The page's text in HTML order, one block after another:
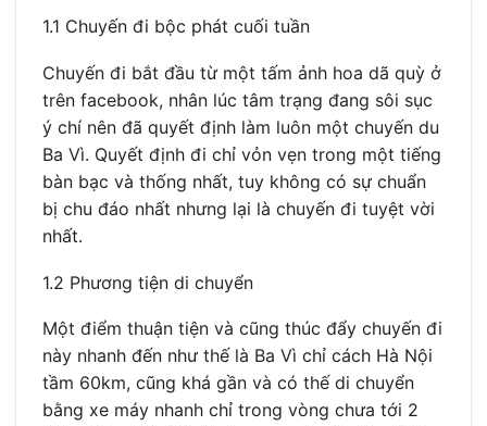
1.1 Chuyến đi bộc phát cuối tuần
Chuyến đi bắt đầu từ một tấm ảnh hoa dã quỳ ở
trên facebook, nhân lúc tâm trạng đang sôi sục
ý chí nên đã quyết định làm luôn một chuyến du
Ba Vì. Quyết định đi chỉ vỏn vẹn trong một tiếng
bàn bạc và thống nhất, tuy không có sự chuẩn
bị chu đáo nhất nhưng lại là chuyến đi tuyệt vời
nhất.
1.2 Phương tiện di chuyển
Một điểm thuận tiện và cũng thúc đẩy chuyến đi
này nhanh đến như thế là Ba Vì chỉ cách Hà Nội
tầm 60km, cũng khá gần và có thế di chuyển
bằng xe máy nhanh chỉ trong vòng chưa tới 2